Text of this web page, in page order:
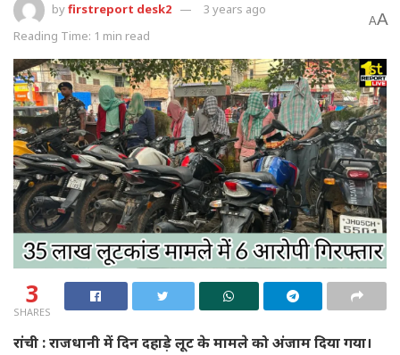
byfirstreport desk2
3 years ago
Reading Time: 1 min read
AA
3
SHARES
रांची : राजधानी में दिन दहाड़े लूट के मामले को अंजाम दिया गया।